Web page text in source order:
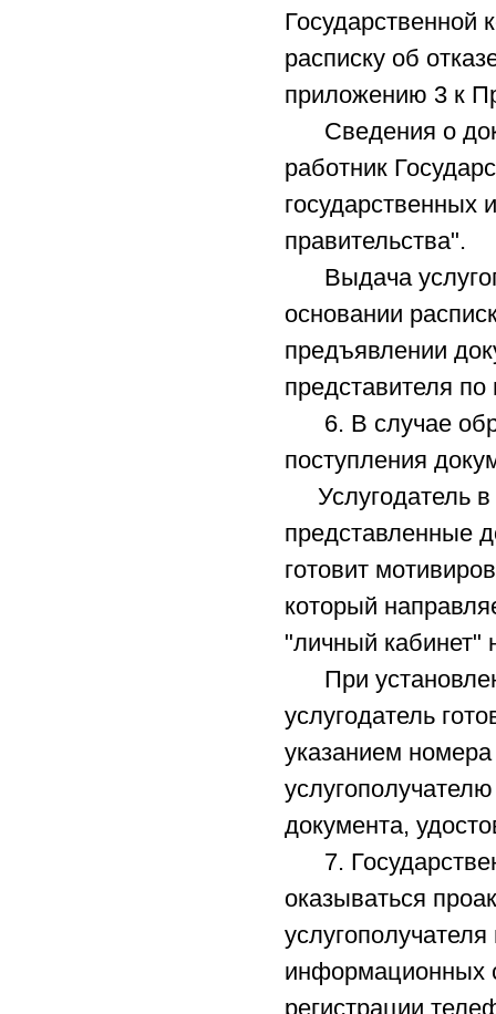
Государственной
расписку об
приложению 3 к
Сведения о
работник
государственных
правительства".
Выдача
основании
предъявлении
представителя
6. В случае
поступления
Услугодатель в
представленные
готовит
который
"личный кабинет"
При
услугодатель
указанием
документа,
7.
оказываться
информационных
регистрации